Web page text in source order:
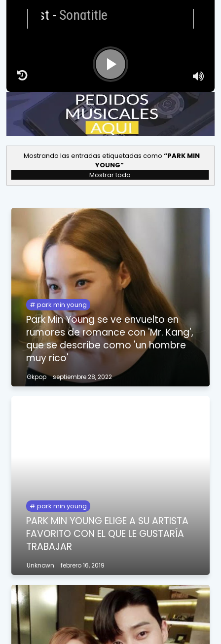
Mostrando las entradas etiquetadas como
PARK MIN
YOUNG
Mostrar todo
park min young
Park Min Young se ve envuelto en
rumores de romance con 'Mr. Kang',
que se describe como 'un hombre
muy rico'
Gkpop septiembre 28, 2022
park min young
PARK MIN YOUNG ELIGE A SU ARTISTA
FAVORITO CON EL QUE LE GUSTARÍA
TRABAJAR
Unknown febrero 16, 2019